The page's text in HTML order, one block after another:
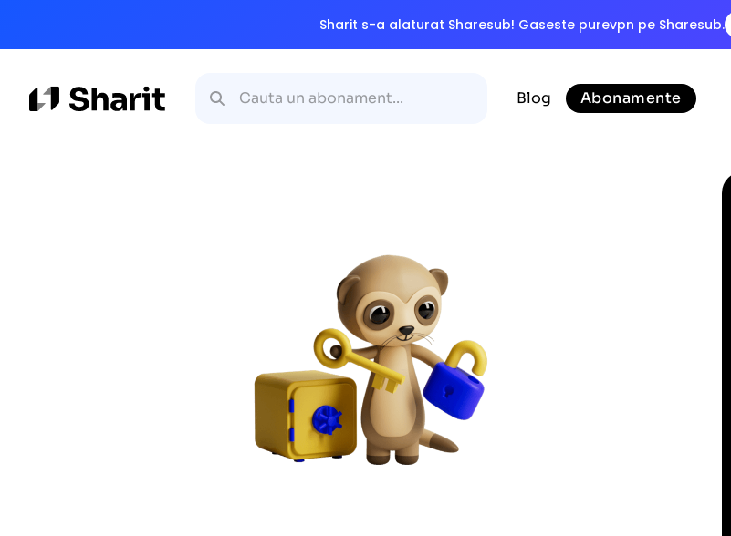
Sharit s-a alaturat Sharesub! Gaseste purevpn pe Sharesub.
Blog Abonamente